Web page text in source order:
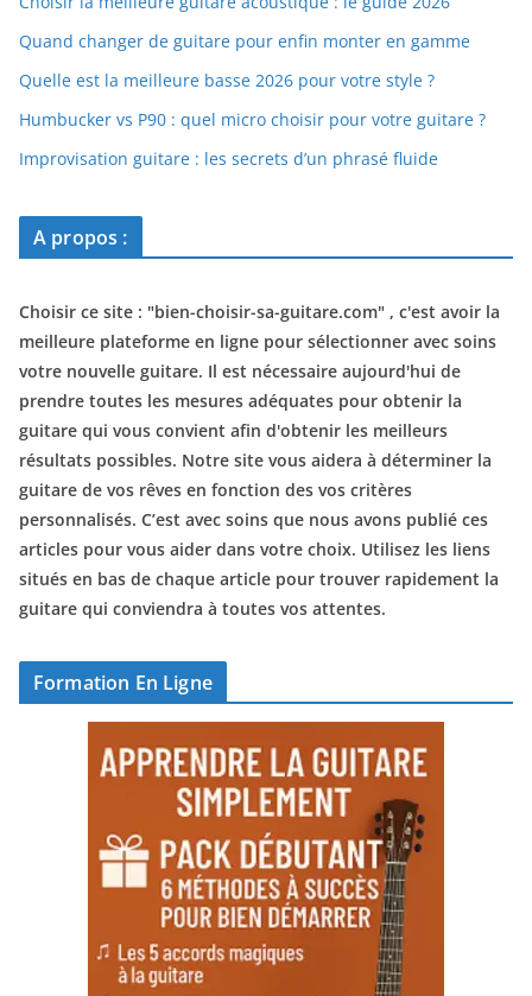
Quand changer de guitare pour enfin monter en gamme
Quelle est la meilleure basse 2026 pour votre style ?
Humbucker vs P90 : quel micro choisir pour votre guitare ?
Improvisation guitare : les secrets d’un phrasé fluide
A propos :
Choisir ce site : "bien-choisir-sa-guitare.com" , c'est avoir la
meilleure plateforme en ligne pour sélectionner avec soins
votre nouvelle guitare. Il est nécessaire aujourd'hui de
prendre toutes les mesures adéquates pour obtenir la
guitare qui vous convient afin d'obtenir les meilleurs
résultats possibles. Notre site vous aidera à déterminer la
guitare de vos rêves en fonction des vos critères
personnalisés. C’est avec soins que nous avons publié ces
articles pour vous aider dans votre choix. Utilisez les liens
situés en bas de chaque article pour trouver rapidement la
guitare qui conviendra à toutes vos attentes.
Formation En Ligne